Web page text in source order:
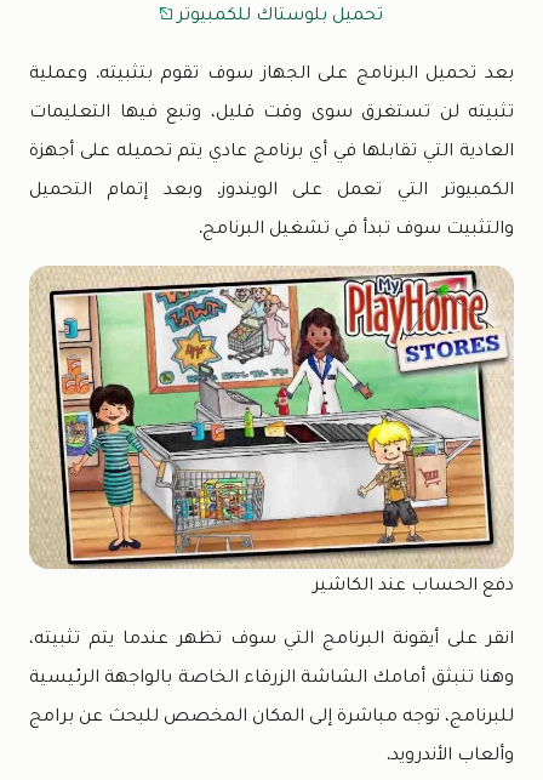
تحميل بلوستاك للكمبيوتر
بعد تحميل البرنامج على الجهاز سوف تقوم بتثبيته. وعملية
تثبيته لن تستغرق سوى وقت قليل، وتبع فيها التعليمات
العادية التي تقابلها في أي برنامج عادي يتم تحميله على أجهزة
الكمبيوتر التي تعمل على الويندوز. وبعد إتمام التحميل
والتثبيت سوف تبدأ في تشغيل البرنامج.
دفع الحساب عند الكاشير
انقر على أيقونة البرنامج التي سوف تظهر عندما يتم تثبيته،
وهنا تنبثق أمامك الشاشة الزرقاء الخاصة بالواجهة الرئيسية
للبرنامج، توجه مباشرة إلى المكان المخصص للبحث عن برامج
وألعاب الأندرويد.